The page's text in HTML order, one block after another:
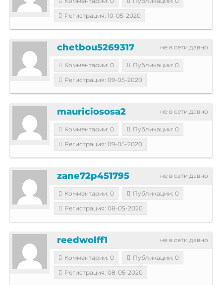
Регистрация: 10-05-2020
не в сети давно
chetbou5269317
Комментарии: 0
Публикации: 0
Регистрация: 09-05-2020
не в сети давно
mauriciososa2
Комментарии: 0
Публикации: 0
Регистрация: 09-05-2020
не в сети давно
zane72p451795
Комментарии: 0
Публикации: 0
Регистрация: 08-05-2020
не в сети давно
reedwolff1
Комментарии: 0
Публикации: 0
Регистрация: 08-05-2020